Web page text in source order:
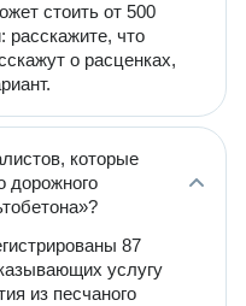
стоить от 500
расскажите, что
о расценках,
которые
дорожного
87
услугу
из песчаного